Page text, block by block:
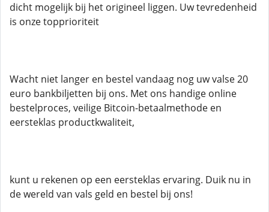
dicht mogelijk bij het origineel liggen. Uw tevredenheid
is onze topprioriteit
Wacht niet langer en bestel vandaag nog uw valse 20
euro bankbiljetten bij ons. Met ons handige online
bestelproces, veilige Bitcoin-betaalmethode en
eersteklas productkwaliteit,
kunt u rekenen op een eersteklas ervaring. Duik nu in
de wereld van vals geld en bestel bij ons!